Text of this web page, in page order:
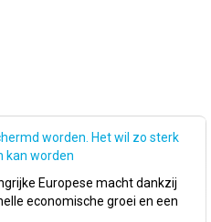
worden. Het wil zo sterk
kan worden
Europese macht dankzij
economische groei en een